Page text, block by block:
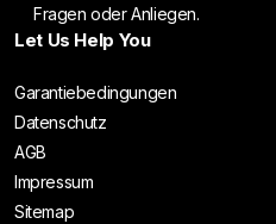
Fragen oder Anliegen.
Let Us Help You
Garantiebedingungen
Datenschutz
AGB
Impressum
Sitemap